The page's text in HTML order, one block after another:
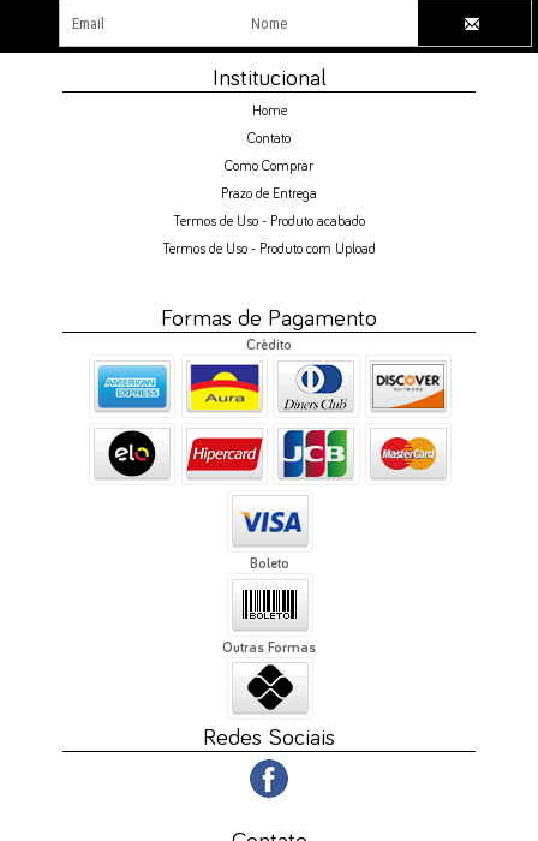
Institucional
Home
Contato
Como Comprar
Prazo de Entrega
Termos de Uso - Produto acabado
Termos de Uso - Produto com Upload
Formas de Pagamento
Crédito
Boleto
Outras Formas
Redes Sociais